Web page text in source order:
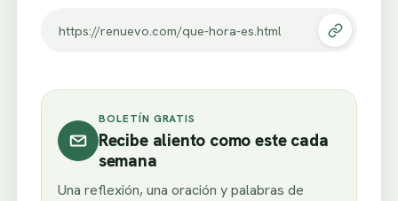
https://renuevo.com/que-hora-es.html
BOLETÍN GRATIS
Recibe aliento como este cada
semana
Una reflexión, una oración y palabras de